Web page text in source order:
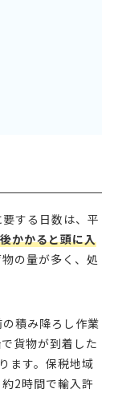
する日数は、平
かかると頭に入
の量が多く、処
積み降ろし作業
貨物が到着した
ます。保税地域
2時間で輸入許